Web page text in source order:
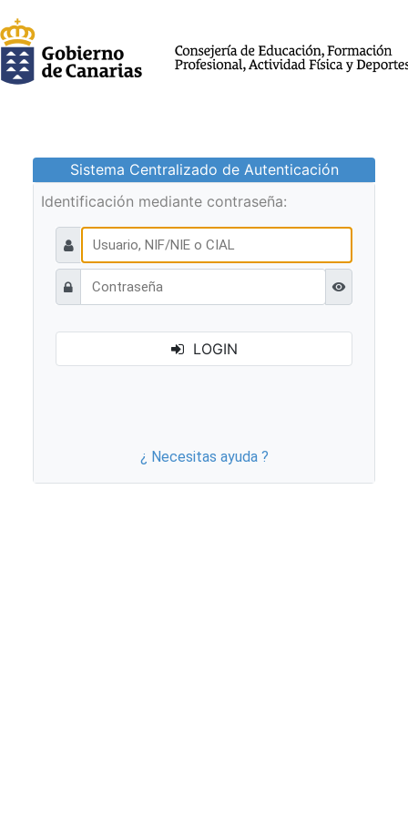
Sistema Centralizado de Autenticación
Identificación mediante contraseña:
Ver
LOGIN
¿ Necesitas ayuda ?